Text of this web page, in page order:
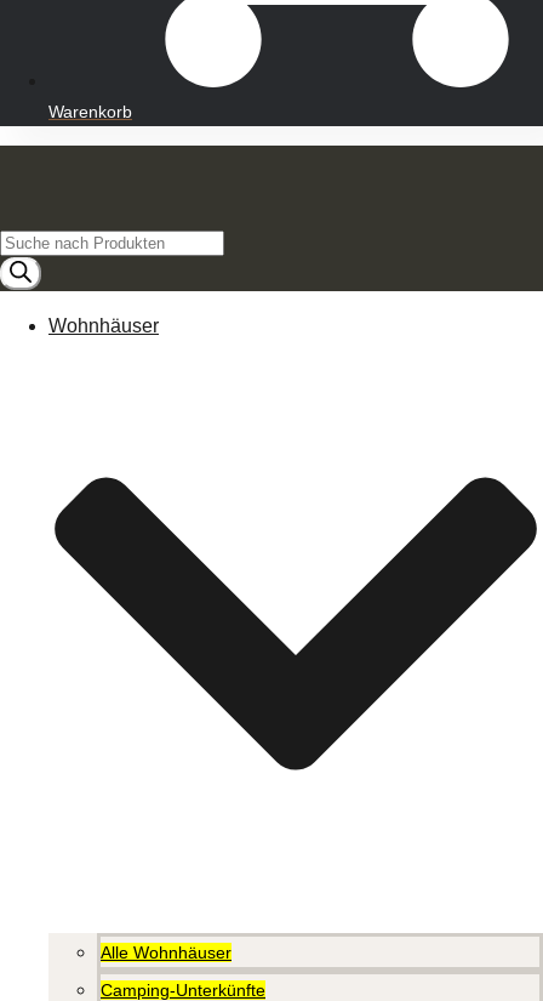
Warenkorb
Products
search
Wohnhäuser
Alle Wohnhäuser
Camping-Unterkünfte